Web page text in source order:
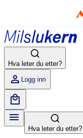
Hva leter du etter?
Logg inn
Hva leter du etter?